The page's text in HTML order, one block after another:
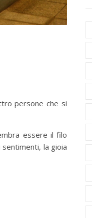
persone che si
essere il filo
la gioia